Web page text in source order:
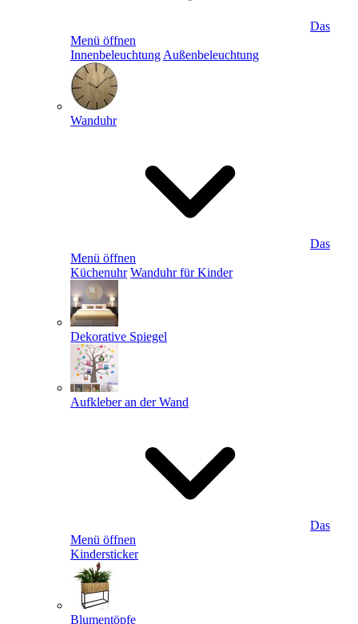
Das
Menü öffnen
Innenbeleuchtung Außenbeleuchtung
Wanduhr
Das
Menü öffnen
Küchenuhr Wanduhr für Kinder
Dekorative Spiegel
Aufkleber an der Wand
Das
Menü öffnen
Kindersticker
Blumentöpfe